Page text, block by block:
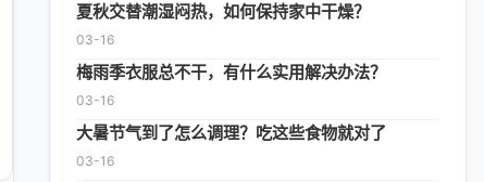
夏秋交替潮湿闷热，如何保持家中干燥？
03-16
梅雨季衣服总不干，有什么实用解决办法？
03-16
大暑节气到了怎么调理？吃这些食物就对了
03-16